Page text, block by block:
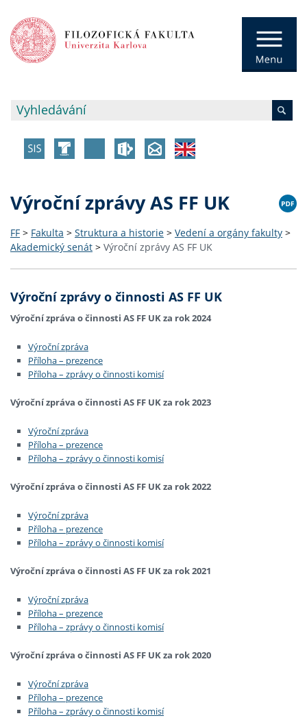
Výroční zprávy AS FF UK
FF > Fakulta > Struktura a historie > Vedení a orgány fakulty >
Akademický senát > Výroční zprávy AS FF UK
Výroční zprávy o činnosti AS FF UK
Výroční zpráva o činnosti AS FF UK za rok 2024
Výroční zpráva
Příloha – prezence
Příloha – zprávy o činnosti komisí
Výroční zpráva o činnosti AS FF UK za rok 2023
Výroční zpráva
Příloha – prezence
Příloha – zprávy o činnosti komisí
Výroční zpráva o činnosti AS FF UK za rok 2022
Výroční zpráva
Příloha – prezence
Příloha – zprávy o činnosti komisí
Výroční zpráva o činnosti AS FF UK za rok 2021
Výroční zpráva
Příloha – prezence
Příloha – zprávy o činnosti komisí
Výroční zpráva o činnosti AS FF UK za rok 2020
Výroční zpráva
Příloha – prezence
Příloha – zprávy o činnosti komisí